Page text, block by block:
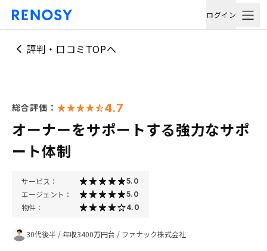
ログイン
評判・口コミTOPへ
総合評価： 4.7
オーナーをサポートする強力なサポ
ート体制
サービス： 5.0
エージェント： 5.0
物件： 4.0
30代後半 / 年収3400万円台 / ファナック株式会社